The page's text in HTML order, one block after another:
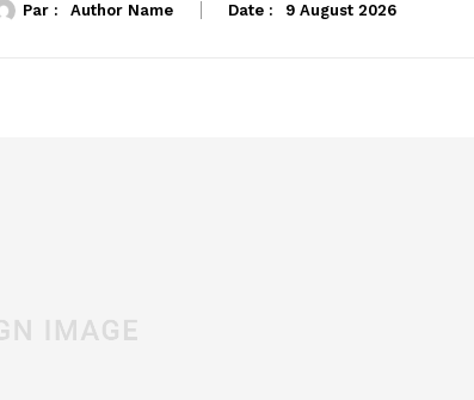
Par : Author Name Date : 9 August 2026